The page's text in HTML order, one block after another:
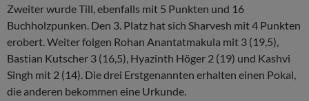
Zweiter wurde Till, ebenfalls mit 5 Punkten und 16
Buchholzpunken. Den 3. Platz hat sich Sharvesh mit 4 Punkten
erobert. Weiter folgen Rohan Anantatmakula mit 3 (19,5),
Bastian Kutscher 3 (16,5), Hyazinth Höger 2 (19) und Kashvi
Singh mit 2 (14). Die drei Erstgenannten erhalten einen Pokal,
die anderen bekommen eine Urkunde.